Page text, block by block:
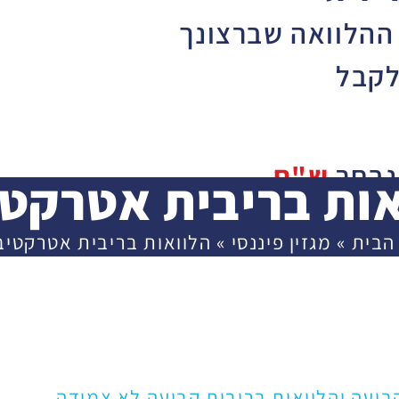
שברצונך
לקבל
ש"ח
המשך
בריבית
» מגזין פיננסי » הלוואות בריבית